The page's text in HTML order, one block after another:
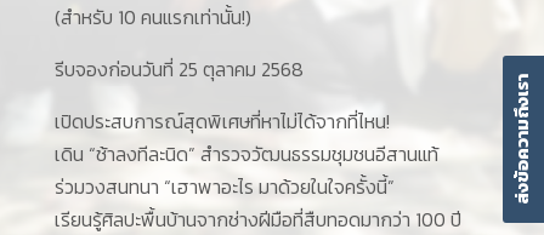
(สำหรับ 10 คนแรกเท่านั้น!)
รีบจองก่อนวันที่ 25 ตุลาคม 2568
เปิดประสบการณ์สุดพิเศษที่หาไม่ได้จากที่ไหน!
เดิน “ช้าลงทีละนิด” สำรวจวัฒนธรรมชุมชนอีสานแท้
ร่วมวงสนทนา “เฮาพาอะไร มาด้วยในใจครั้งนี้”
เรียนรู้ศิลปะพื้นบ้านจากช่างฝีมือที่สืบทอดมากว่า 100 ปี
ส่งข้อความถึงเรา